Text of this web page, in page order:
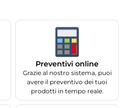
Preventivi online
Grazie al nostro sistema, puoi
avere il preventivo dei tuoi
prodotti in tempo reale.